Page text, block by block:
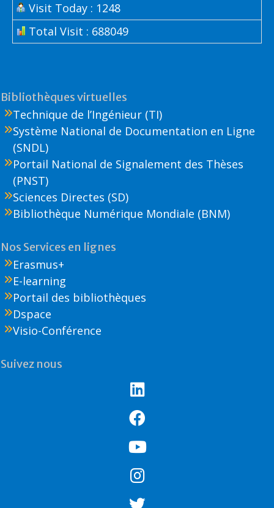
Visit Today : 1248
Total Visit : 688049
Bibliothèques virtuelles
Technique de l’Ingénieur (TI)
Système National de Documentation en Ligne
(SNDL)
Portail National de Signalement des Thèses
(PNST)
Sciences Directes (SD)
Bibliothèque Numérique Mondiale (BNM)
Nos Services en lignes
Erasmus+
E-learning
Portail des bibliothèques
Dspace
Visio-Conférence
Suivez nous